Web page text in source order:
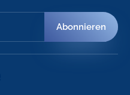
Abonnieren